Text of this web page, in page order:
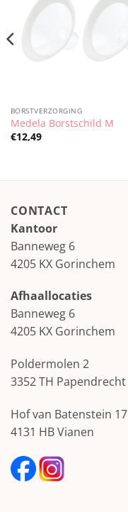
BORSTVERZORGING
Medela Borstschild M
€12,49
CONTACT
Kantoor
Banneweg 6
4205 KX Gorinchem
Afhaallocaties
Banneweg 6
4205 KX Gorinchem
Poldermolen 2
3352 TH Papendrecht
Hof van Batenstein 17
4131 HB Vianen